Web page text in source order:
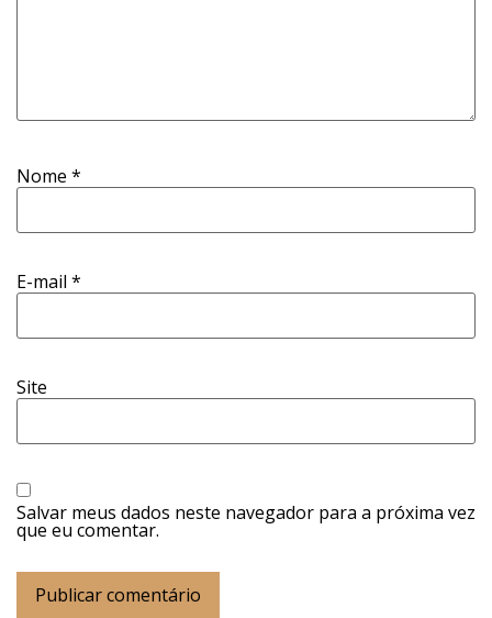
Nome *
E-mail *
Site
Salvar meus dados neste navegador para a próxima vez
que eu comentar.